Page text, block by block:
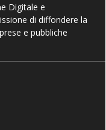
Digitale e
di diffondere la
e pubbliche